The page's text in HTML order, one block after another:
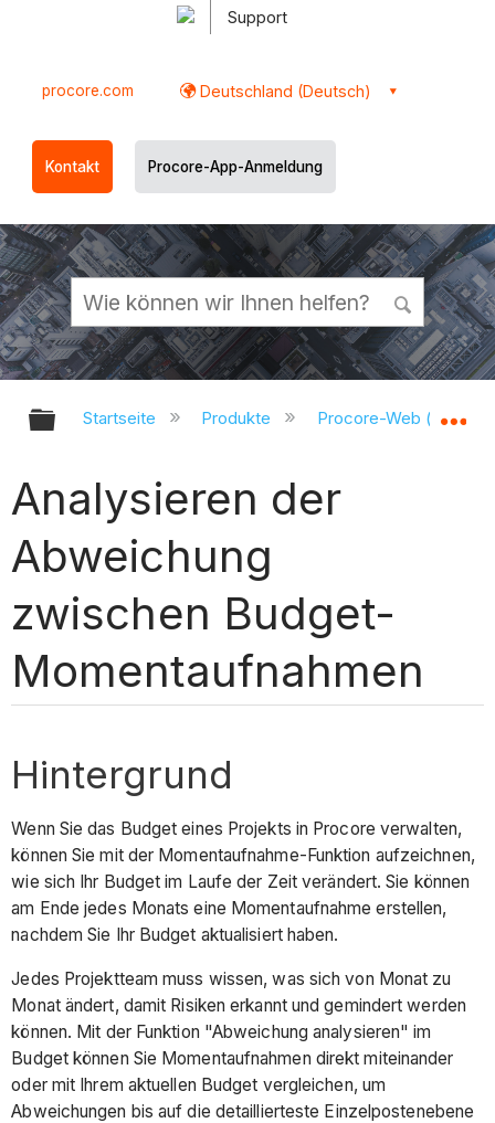
Support
procore.com Deutschland (Deutsch)
Kontakt Procore-App-Anmeldung
Globale Hierarchie auf- und
Startseite Produkte Procore-Web
Analysieren der
Abweichung
zwischen Budget-
Momentaufnahmen
Hintergrund
Wenn Sie das Budget eines Projekts in Procore verwalten,
können Sie mit der Momentaufnahme-Funktion aufzeichnen,
wie sich Ihr Budget im Laufe der Zeit verändert. Sie können
am Ende jedes Monats eine Momentaufnahme erstellen,
nachdem Sie Ihr Budget aktualisiert haben.
Jedes Projektteam muss wissen, was sich von Monat zu
Monat ändert, damit Risiken erkannt und gemindert werden
können. Mit der Funktion "Abweichung analysieren" im
Budget können Sie Momentaufnahmen direkt miteinander
oder mit Ihrem aktuellen Budget vergleichen, um
Abweichungen bis auf die detaillierteste Einzelpostenebene